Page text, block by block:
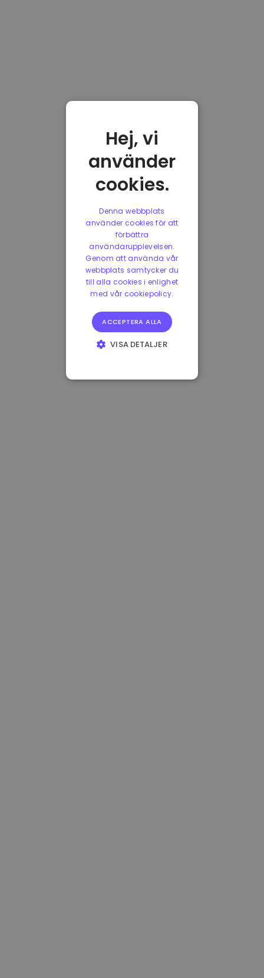
Hej, vi
använder
cookies.
Denna webbplats
använder cookies för att
förbättra
användarupplevelsen.
Genom att använda vår
webbplats samtycker du
till alla cookies i enlighet
med vår cookiepolicy.
ACCEPTERA ALLA
VISA DETALJER